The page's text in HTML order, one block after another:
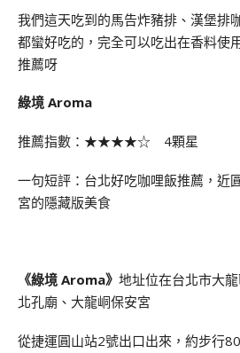
我們這天吃到的馬告炸豬排、漢堡排
都蠻好吃的，完全可以吃出在香料使
推薦呀
綠境 Aroma
推薦指數：★★★★☆ 4顆星
一句短評：台北好吃咖哩飯推薦，近
宮的隱藏版美食
《綠境 Aroma》 地址位在台北市大
北孔廟、大龍峒保安宮
從捷運圓山站2號出口出來，約步行